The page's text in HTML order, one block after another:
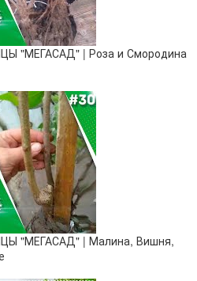
"МЕГАСАД" | Роза и Смородина
"МЕГАСАД" | Малина, Вишня,